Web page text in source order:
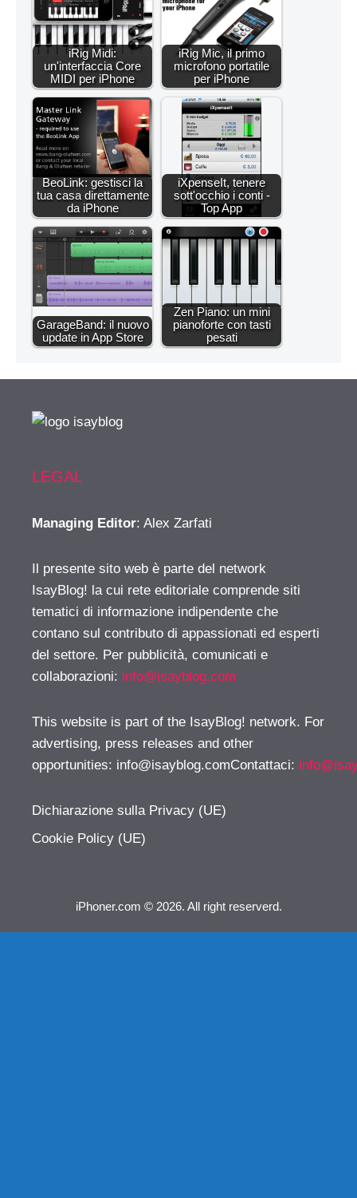
iRig Midi:
un'interfaccia Core
MIDI per iPhone
iRig Mic, il primo
microfono portatile
per iPhone
BeoLink: gestisci la
tua casa direttamente
da iPhone
iXpenseIt, tenere
sott'occhio i conti -
Top App
GarageBand: il nuovo
update in App Store
Zen Piano: un mini
pianoforte con tasti
pesati
LEGAL
Managing Editor: Alex Zarfati
Il presente sito web è parte del network
IsayBlog! la cui rete editoriale comprende siti
tematici di informazione indipendente che
contano sul contributo di appassionati ed esperti
del settore. Per pubblicità, comunicati e
collaborazioni: info@isayblog.com
This website is part of the IsayBlog! network. For
advertising, press releases and other
opportunities: info@isayblog.comContattaci:
Dichiarazione sulla Privacy (UE)
Cookie Policy (UE)
iPhoner.com © 2026. All right reserverd.